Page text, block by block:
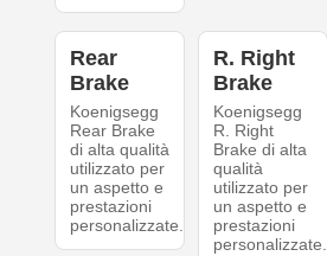
Rear
Brake
Koenigsegg
Rear Brake
di alta qualità
utilizzato per
un aspetto e
prestazioni
personalizzate.
R. Right
Brake
Koenigsegg
R. Right
Brake di alta
qualità
utilizzato per
un aspetto e
prestazioni
personalizzate.